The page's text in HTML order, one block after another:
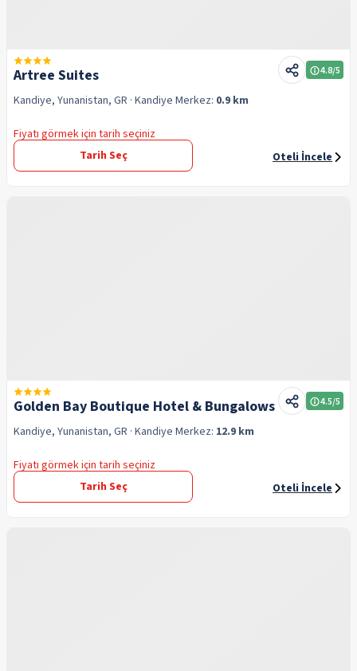
Artree Suites 4.8/5
Kandiye, Yunanistan, GR · Kandiye Merkez: 0.9 km
Fiyatı görmek için tarih seçiniz
Tarih Seç
Oteli İncele
Golden Bay Boutique Hotel & Bungalows 4.5/5
Kandiye, Yunanistan, GR · Kandiye Merkez: 12.9 km
Fiyatı görmek için tarih seçiniz
Tarih Seç
Oteli İncele